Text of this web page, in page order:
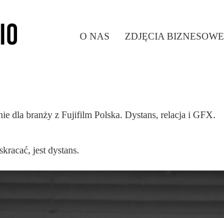
O NAS
ZDJĘCIA BIZNESOWE
dla branży z Fujifilm Polska. Dystans, relacja i GFX.
jest dystans.